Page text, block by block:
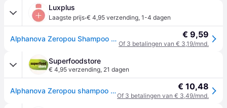
Luxplus
Laagste prijs·€ 4,95 verzending, 1-4 dagen
Alphanova Zeropou Shampoo 200 ml € 9,59
Of 3 betalingen van € 3,19/mnd.
Superfoodstore
€ 4,95 verzending, 21 dagen
Alphanova Zeropou shampoo preventie hoofdluis 200 ml € 10,48
Of 3 betalingen van € 3,49/mnd.